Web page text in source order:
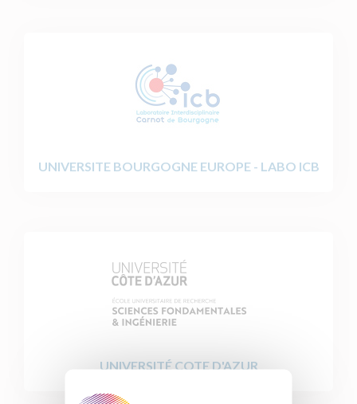
UNIVERSITE BOURGOGNE EUROPE - LABO ICB
UNIVERSITÉ COTE D'AZUR